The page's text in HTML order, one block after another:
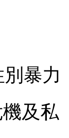
暴力
機及私